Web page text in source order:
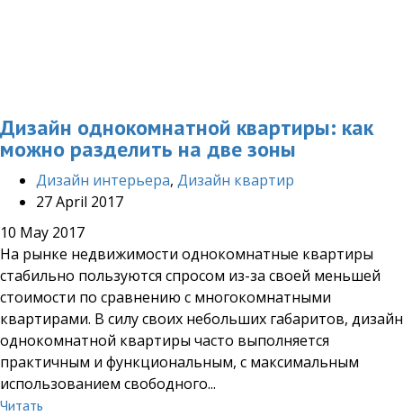
Дизайн однокомнатной квартиры: как
можно разделить на две зоны
Дизайн интерьера, Дизайн квартир
27 April 2017
10 May 2017
На рынке недвижимости однокомнатные квартиры
стабильно пользуются спросом из-за своей меньшей
стоимости по сравнению с многокомнатными
квартирами. В силу своих небольших габаритов, дизайн
однокомнатной квартиры часто выполняется
практичным и функциональным, с максимальным
использованием свободного...
Читать